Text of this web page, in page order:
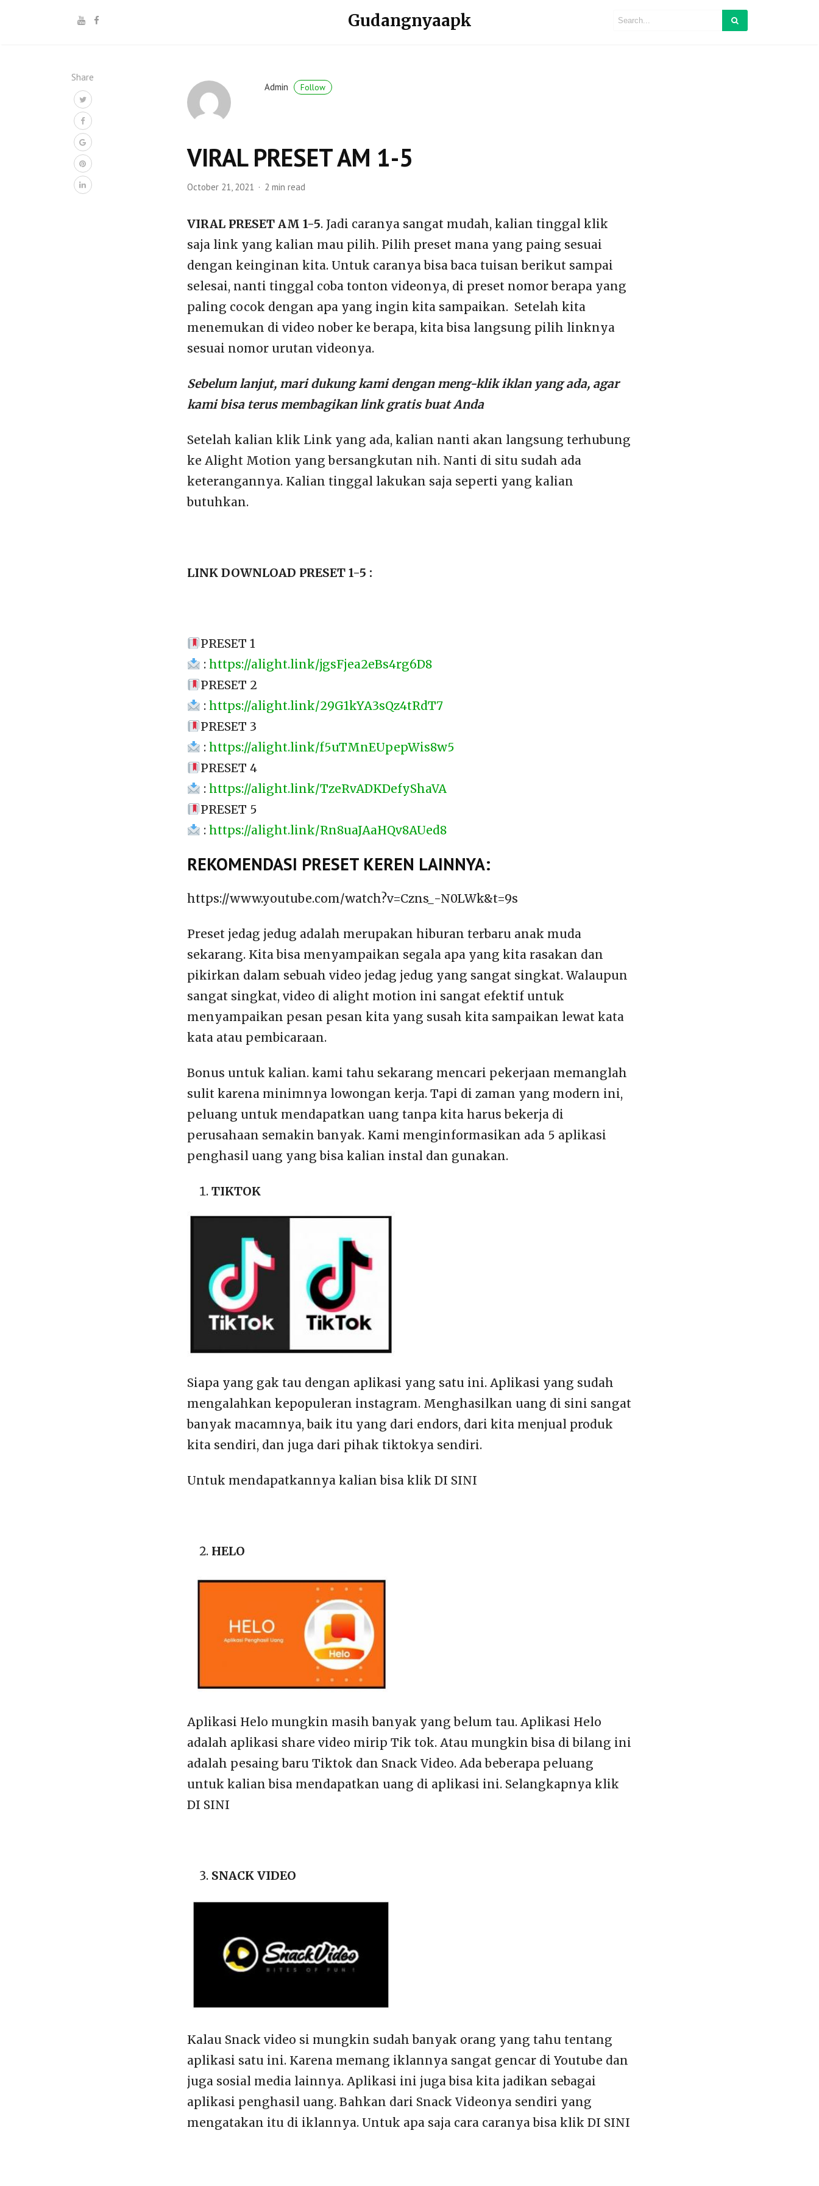
Gudangnyaapk
Share
Admin
Follow
VIRAL PRESET AM 1-5
October 21, 2021 2 min read
VIRAL PRESET AM 1-5. Jadi caranya sangat mudah, kalian tinggal klik
saja link yang kalian mau pilih. Pilih preset mana yang paing sesuai
dengan keinginan kita. Untuk caranya bisa baca tuisan berikut sampai
selesai, nanti tinggal coba tonton videonya, di preset nomor berapa yang
paling cocok dengan apa yang ingin kita sampaikan. Setelah kita
menemukan di video nober ke berapa, kita bisa langsung pilih linknya
sesuai nomor urutan videonya.
Sebelum lanjut, mari dukung kami dengan meng-klik iklan yang ada, agar
kami bisa terus membagikan link gratis buat Anda
Setelah kalian klik Link yang ada, kalian nanti akan langsung terhubung
ke Alight Motion yang bersangkutan nih. Nanti di situ sudah ada
keterangannya. Kalian tinggal lakukan saja seperti yang kalian
butuhkan.
LINK DOWNLOAD PRESET 1-5 :
PRESET 1
: https://alight.link/jgsFjea2eBs4rg6D8
PRESET 2
: https://alight.link/29G1kYA3sQz4tRdT7
PRESET 3
: https://alight.link/f5uTMnEUpepWis8w5
PRESET 4
: https://alight.link/TzeRvADKDefyShaVA
PRESET 5
: https://alight.link/Rn8uaJAaHQv8AUed8
REKOMENDASI PRESET KEREN LAINNYA:
https://www.youtube.com/watch?v=Czns_-N0LWk&t=9s
Preset jedag jedug adalah merupakan hiburan terbaru anak muda
sekarang. Kita bisa menyampaikan segala apa yang kita rasakan dan
pikirkan dalam sebuah video jedag jedug yang sangat singkat. Walaupun
sangat singkat, video di alight motion ini sangat efektif untuk
menyampaikan pesan pesan kita yang susah kita sampaikan lewat kata
kata atau pembicaraan.
Bonus untuk kalian. kami tahu sekarang mencari pekerjaan memanglah
sulit karena minimnya lowongan kerja. Tapi di zaman yang modern ini,
peluang untuk mendapatkan uang tanpa kita harus bekerja di
perusahaan semakin banyak. Kami menginformasikan ada 5 aplikasi
penghasil uang yang bisa kalian instal dan gunakan.
TIKTOK
Siapa yang gak tau dengan aplikasi yang satu ini. Aplikasi yang sudah
mengalahkan kepopuleran instagram. Menghasilkan uang di sini sangat
banyak macamnya, baik itu yang dari endors, dari kita menjual produk
kita sendiri, dan juga dari pihak tiktokya sendiri.
Untuk mendapatkannya kalian bisa klik DI SINI
HELO
Aplikasi Helo mungkin masih banyak yang belum tau. Aplikasi Helo
adalah aplikasi share video mirip Tik tok. Atau mungkin bisa di bilang ini
adalah pesaing baru Tiktok dan Snack Video. Ada beberapa peluang
untuk kalian bisa mendapatkan uang di aplikasi ini. Selangkapnya klik
DI SINI
SNACK VIDEO
Kalau Snack video si mungkin sudah banyak orang yang tahu tentang
aplikasi satu ini. Karena memang iklannya sangat gencar di Youtube dan
juga sosial media lainnya. Aplikasi ini juga bisa kita jadikan sebagai
aplikasi penghasil uang. Bahkan dari Snack Videonya sendiri yang
mengatakan itu di iklannya. Untuk apa saja cara caranya bisa klik DI SINI